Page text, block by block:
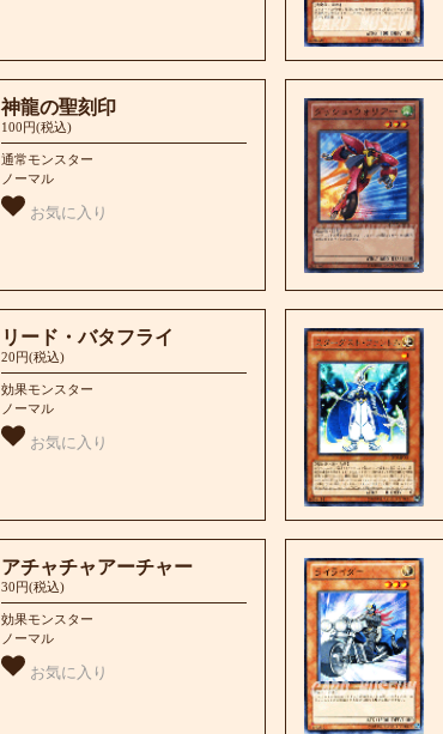
神龍の聖刻印
100円(税込)
通常モンスター
ノーマル
お気に入り
リード・バタフライ
20円(税込)
効果モンスター
ノーマル
お気に入り
アチャチャアーチャー
30円(税込)
効果モンスター
ノーマル
お気に入り